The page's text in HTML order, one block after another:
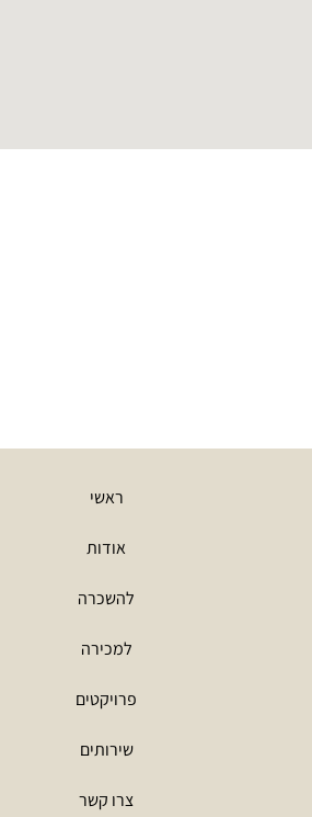
ראשי
אודות
להשכרה
למכירה
פרויקטים
שירותים
צרו קשר